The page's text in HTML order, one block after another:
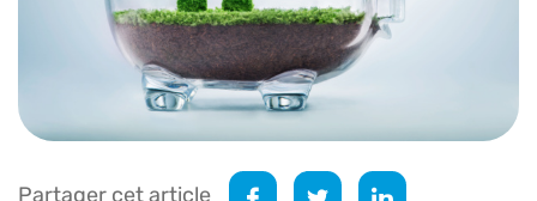
Partager cet article